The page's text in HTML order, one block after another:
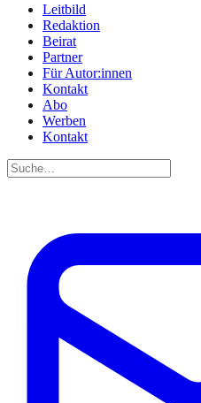
Leitbild
Redaktion
Beirat
Partner
Für Autor:innen
Kontakt
Abo
Werben
Kontakt